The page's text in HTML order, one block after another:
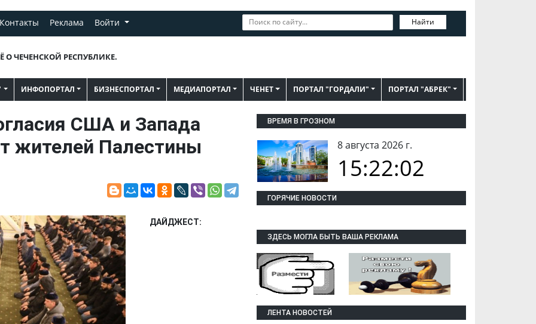
Контакты Реклама Войти Найти
О ЧЕЧЕНСКОЙ РЕСПУБЛИКЕ.
ИНФОПОРТАЛ БИЗНЕСПОРТАЛ МЕДИАПОРТАЛ ЧЕНЕТ ПОРТАЛ "ГОРДАЛИ" ПОРТАЛ "АБРЕК"
США и Запада
жителей Палестины
ДАЙДЖЕСТ:
ВРЕМЯ В ГРОЗНОМ
8 августа 2026 г.
15:22:03
ГОРЯЧИЕ НОВОСТИ
ЗДЕСЬ МОГЛА БЫТЬ ВАША РЕКЛАМА
ЛЕНТА НОВОСТЕЙ